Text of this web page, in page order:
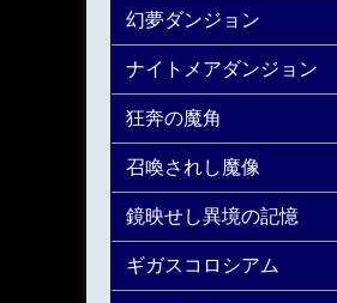
幻夢ダンジョン
ナイトメアダンジョン
狂奔の魔角
召喚されし魔像
鏡映せし異境の記憶
ギガスコロシアム